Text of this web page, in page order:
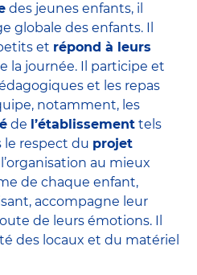
des jeunes enfants, il
globale des enfants. Il
et répond à leurs
la journée. Il participe et
et les repas
notamment, les
de l’établissement tels
le respect du projet
au mieux
de chaque enfant,
accompagne leur
de leurs émotions. Il
des locaux et du matériel